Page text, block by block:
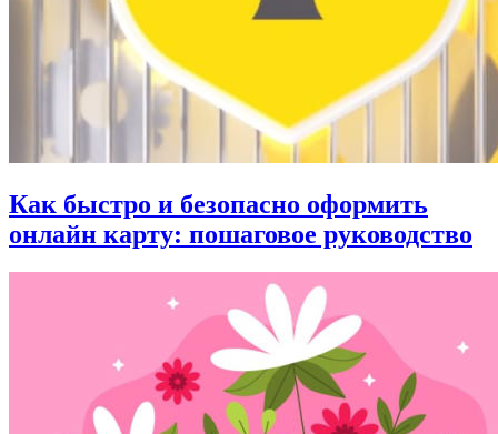
Как быстро и безопасно оформить
онлайн карту: пошаговое руководство